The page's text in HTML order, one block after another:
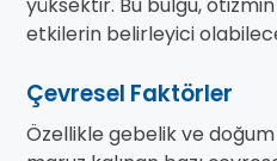
yüksektir. Bu bulgu,
etkilerin belirleyici
Çevresel Faktörler
Özellikle gebelik ve